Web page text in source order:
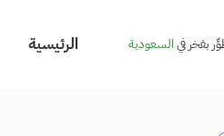
بفخر فيالسعودية الرئيسية